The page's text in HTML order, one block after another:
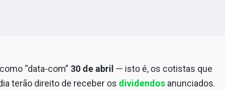
“data-com” 30 de abril — isto é, os cotistas que
terão direito de receber os dividendos anunciados.